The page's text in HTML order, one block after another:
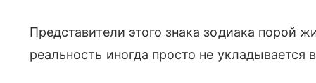
Представители этого знака зодиака порой
реальность иногда просто не укладывается